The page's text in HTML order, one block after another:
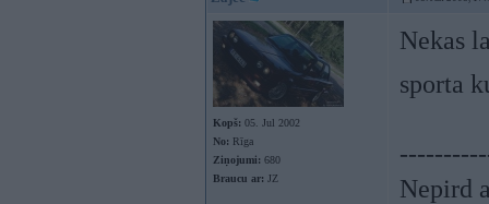
Kopš: 05. Jul 2002
No: Rīga
Ziņojumi: 680
Braucu ar: JZ
Nekas
sporta
Nepird